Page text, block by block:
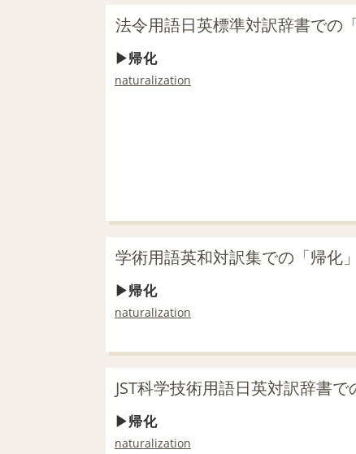
法令用語日英標準対訳辞書での
帰化
naturalization
学術用語英和対訳集での「帰化
帰化
naturalization
JST科学技術用語日英対訳辞書
帰化
naturalization